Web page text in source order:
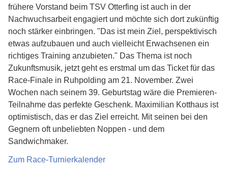
frühere Vorstand beim TSV Otterfing ist auch in der
Nachwuchsarbeit engagiert und möchte sich dort zukünftig
noch stärker einbringen. "Das ist mein Ziel, perspektivisch
etwas aufzubauen und auch vielleicht Erwachsenen ein
richtiges Training anzubieten." Das Thema ist noch
Zukunftsmusik, jetzt geht es erstmal um das Ticket für das
Race-Finale in Ruhpolding am 21. November. Zwei
Wochen nach seinem 39. Geburtstag wäre die Premieren-
Teilnahme das perfekte Geschenk. Maximilian Kotthaus ist
optimistisch, das er das Ziel erreicht. Mit seinen bei den
Gegnern oft unbeliebten Noppen - und dem
Sandwichmaker.
Zum Race-Turnierkalender